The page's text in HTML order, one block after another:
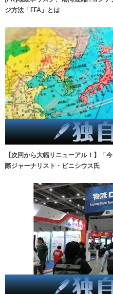
ジ方法「FFA」とは
【次回から大幅リニューアル！】
際ジャーナリスト・ビニシウス氏